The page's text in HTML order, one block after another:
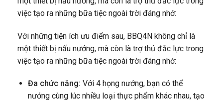
việc tạo ra những bữa tiệc ngoài trời đáng nhớ:
Với những tiện ích ưu điểm sau, BBQ4N không chỉ là
một thiết bị nấu nướng, mà còn là trợ thủ đắc lực trong
việc tạo ra những bữa tiệc ngoài trời đáng nhớ:
Đa chức năng: Với 4 họng nướng, bạn có thể
nướng cùng lúc nhiều loại thực phẩm khác nhau, tạo